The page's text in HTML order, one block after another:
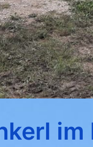
im